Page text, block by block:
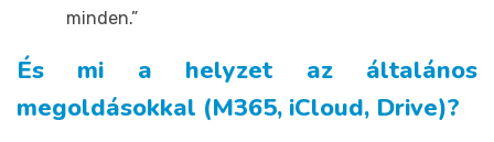
minden.”
És mi a helyzet az általános
megoldásokkal (M365, iCloud, Drive)?